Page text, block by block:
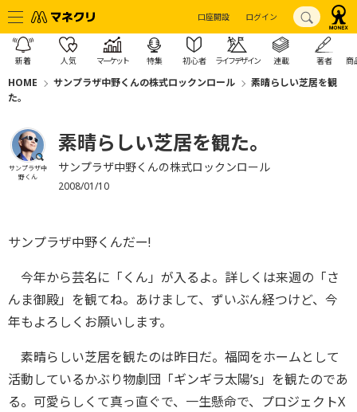
口座開設 ログイン
新着 人気 マーケット 特集 初心者 ライフデザイン 連載 著者 商
HOME サンプラザ中野くんの株式ロックンロール
素晴らしい芝居を観
た。
サンプラザ中
野くん
素晴らしい芝居を観た。
サンプラザ中野くんの株式ロックンロール
2008/01/10
サンプラザ中野くんだー!
今年から芸名に「くん」が入るよ。詳しくは来週の「さ
んま御殿」を観てね。あけまして、ずいぶん経つけど、今
年もよろしくお願いします。
素晴らしい芝居を観たのは昨日だ。福岡をホームとして
活動しているかぶり物劇団「ギンギラ太陽’s」を観たのであ
る。可愛らしくて真っ直ぐで、一生懸命で、プロジェクトX